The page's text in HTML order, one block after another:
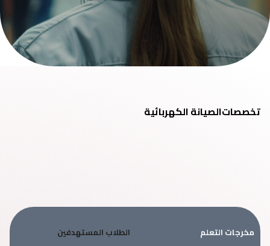
تخصصاتالصيانة الكهربائية
مخرجات التعلم الطلاب المستهدفين